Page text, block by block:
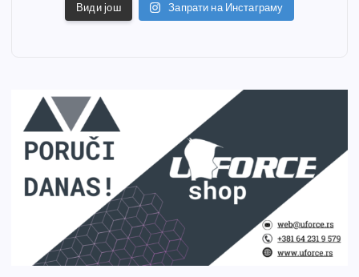
Види још Запрати на Инстаграму